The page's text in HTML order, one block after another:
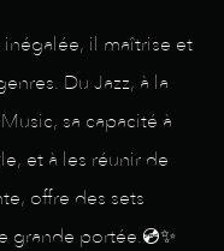
inégalée, il maîtrise et
Du Jazz, à la
sa capacité à
et à les réunir de
offre des sets
grande portée.💿✨